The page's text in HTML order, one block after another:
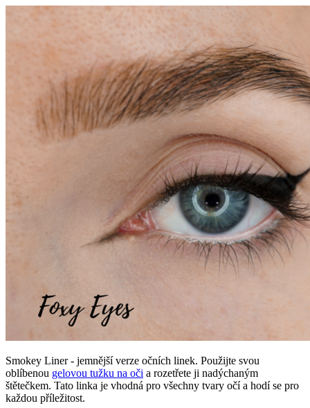
Smokey Liner - jemnější verze očních linek. Použijte svou
oblíbenou gelovou tužku na oči a rozetřete ji nadýchaným
štětečkem. Tato linka je vhodná pro všechny tvary očí a hodí se pro
každou příležitost.